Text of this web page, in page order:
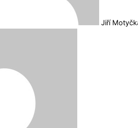
Jiří